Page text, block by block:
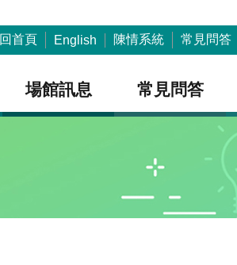
回首頁 English 陳情系統 常見問答
場館訊息 常見問答